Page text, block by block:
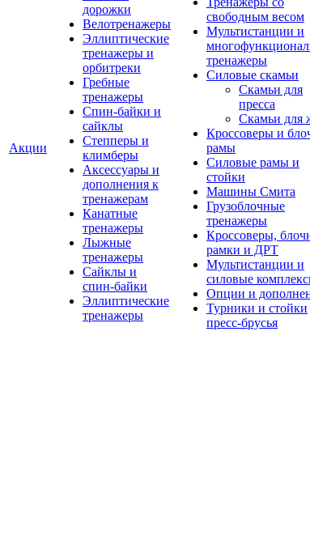
Акции
дорожки
Велотренажеры
Эллиптические
тренажеры и
орбитреки
Гребные
тренажеры
Спин-байки и
сайклы
Степперы и
климберы
Аксессуары и
дополнения к
тренажерам
Канатные
тренажеры
Лыжные
тренажеры
Сайклы и
спин-байки
Эллиптические
тренажеры
свободным весом
Мультистанции и
тренажеры
Силовые скамьи
Скамьи для
пресса
Скамьи для
Кроссоверы и
рамы
Силовые рамы и
стойки
Машины Смита
Грузоблочные
тренажеры
Кроссоверы,
рамки и ДРТ
Мультистанции и
силовые
Опции и
Турники и стойки
пресс-брусья